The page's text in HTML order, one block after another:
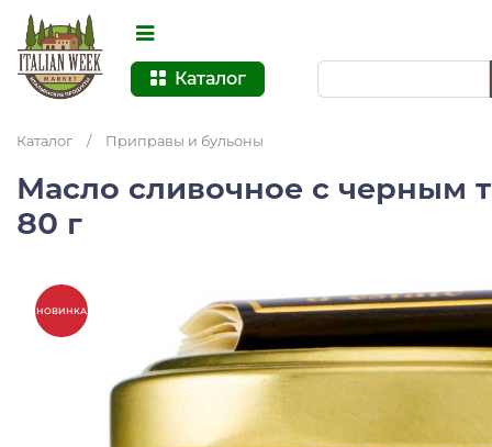
Каталог
Каталог / Приправы и бульоны
Масло сливочное с черным
80 г
НОВИНКА